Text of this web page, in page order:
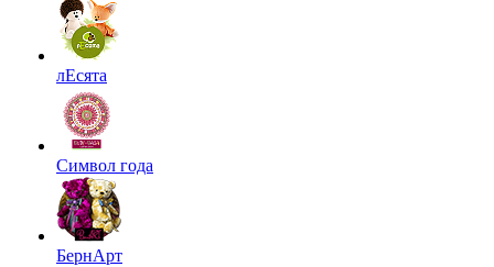
лЕсята
Символ года
БернАрт